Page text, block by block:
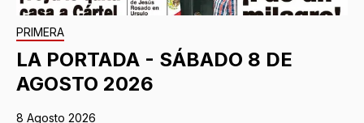
PRIMERA
LA PORTADA - SÁBADO 8 DE
AGOSTO 2026
8 Agosto 2026